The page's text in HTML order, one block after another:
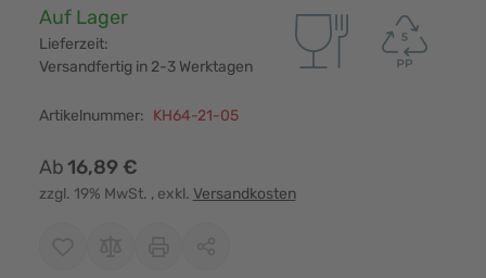
Verfügbarkeit:
Auf Lager
Lieferzeit:
Versandfertig in 2-3 Werktagen
Artikelnummer: KH64-21-05
Ab16,89 €
zzgl. 19% MwSt. , exkl. Versandkosten